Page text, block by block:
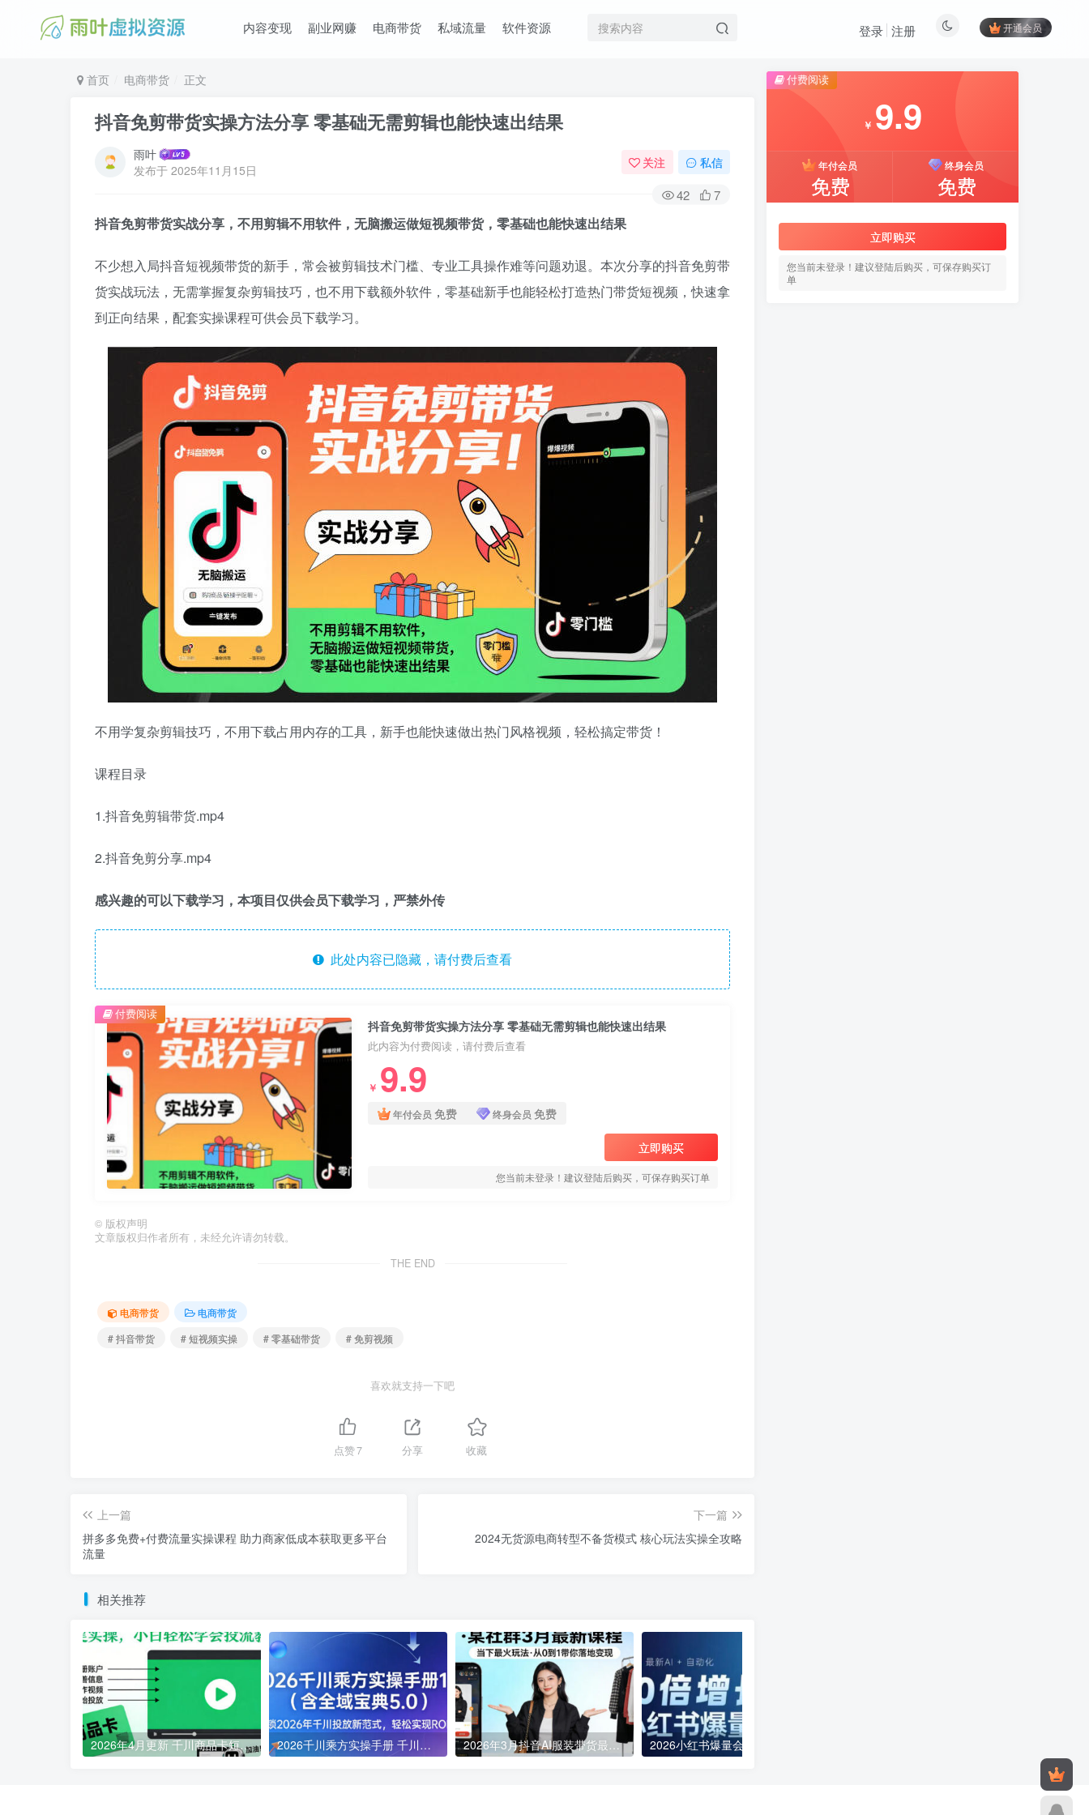
内容变现 副业网赚 电商带货 私域流量 软件资源 开通会员
登录 注册
首页 电商带货 正文
抖音免剪带货实操方法分享 零基础无需剪辑也能快速出结果
雨叶
发布于 2025年11月15日 关注 私信
42 7
抖音免剪带货实战分享，不用剪辑不用软件，无脑搬运做短视频带货，零基础也能快速出结果
不少想入局抖音短视频带货的新手，常会被剪辑技术门槛、专业工具操作难等问题劝退。本次分享的抖音免剪带
货实战玩法，无需掌握复杂剪辑技巧，也不用下载额外软件，零基础新手也能轻松打造热门带货短视频，快速拿
到正向结果，配套实操课程可供会员下载学习。
不用学复杂剪辑技巧，不用下载占用内存的工具，新手也能快速做出热门风格视频，轻松搞定带货！
课程目录
1.抖音免剪辑带货.mp4
2.抖音免剪分享.mp4
感兴趣的可以下载学习，本项目仅供会员下载学习，严禁外传
此处内容已隐藏，请付费后查看
抖音免剪带货实操方法分享 零基础无需剪辑也能快速出结果
此内容为付费阅读，请付费后查看
￥ 9.9
年付会员 免费 终身会员 免费
立即购买
您当前未登录！建议登陆后购买，可保存购买订单
付费阅读
© 版权声明
文章版权归作者所有，未经允许请勿转载。
THE END
电商带货
电商带货
# 抖音带货
# 短视频实操 # 零基础带货 # 免剪视频
喜欢就支持一下吧
点赞7 分享 收藏
上一篇
拼多多免费+付费流量实操课程 助力商家低成本获取更多平台
流量
下一篇
2024无货源电商转型不备货模式 核心玩法实操全攻略
相关推荐
2026年4月更新 千川商品卡短视频全域投放搭建小白实操教程 2026千川乘方实操手册 千川全域投放全流程及ROI提升攻略 2026年3月抖音AI服装带货最新课程 0基础全流程落地变现教学
付费阅读
￥ 9.9
年付会员
免费
终身会员
免费
立即购买
您当前未登录！建议登陆后购买，可保存购买订
单